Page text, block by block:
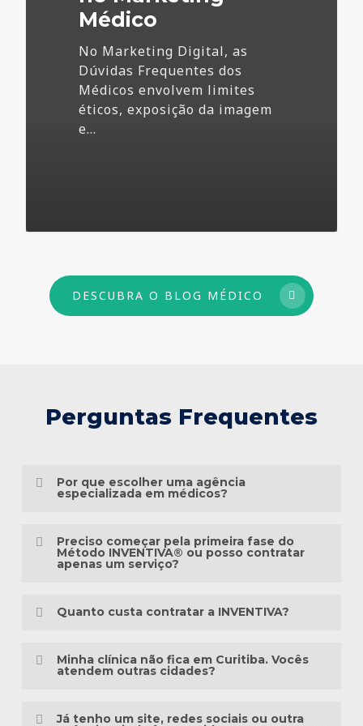
Médico
No Marketing Digital, as
Dúvidas Frequentes dos
Médicos envolvem limites
éticos, exposição da imagem
e…
DESCUBRA O BLOG MÉDICO
Perguntas Frequentes
Por que escolher uma agência
especializada em médicos?
mais do que conhecimento em publicidade.
paciente, as particularidades das
como as pessoas pesquisam sintomas,
Preciso começar pela primeira fase do
Método INVENTIVA® ou posso contratar
apenas um serviço?
diferente da sua presença digital. Algumas
precisam estruturar toda a base, enquanto
ou campanhas em andamento.
Quanto custa contratar a INVENTIVA?
padronizados, porque cada clínica possui
Minha clínica não fica em Curitiba. Vocês
atendem outras cidades?
Já tenho um site, redes sociais ou outra